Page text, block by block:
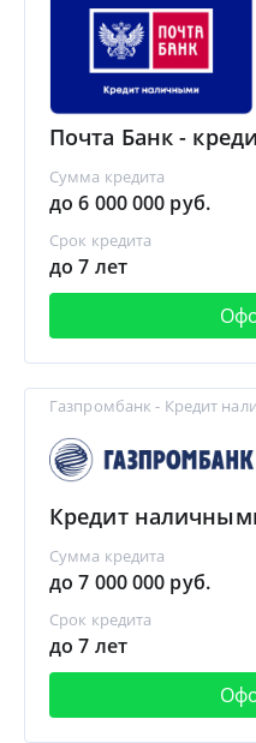
Почта Банк -
Сумма кредита
до 6 000 000 руб.
Срок кредита
до 7 лет
Газпромбанк - Кредит
Кредит
Сумма кредита
до 7 000 000 руб.
Срок кредита
до 7 лет